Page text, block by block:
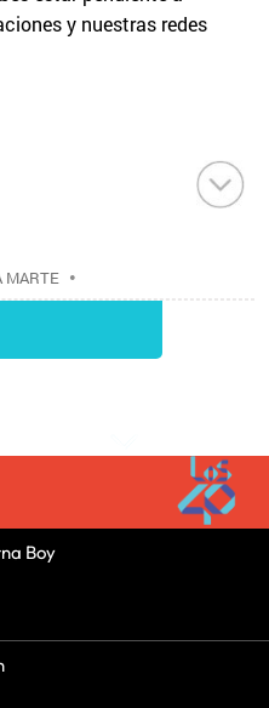
y nuestras redes
MARTE •
MÚSICA•
•PRISA MEDIA•
•
Boy